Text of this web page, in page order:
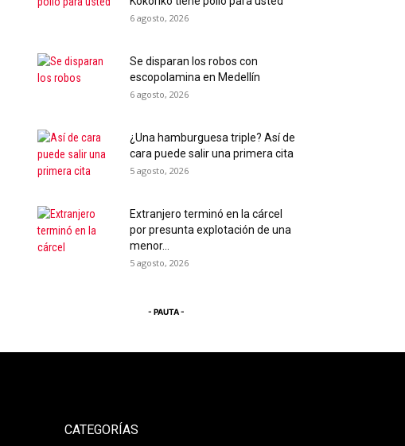
6 agosto, 2026
Se disparan los robos con
escopolamina en Medellín
6 agosto, 2026
¿Una hamburguesa triple? Así de
cara puede salir una primera cita
5 agosto, 2026
Extranjero terminó en la cárcel
por presunta explotación de una
menor...
5 agosto, 2026
- PAUTA -
CATEGORÍAS